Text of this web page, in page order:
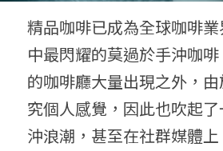
精品咖啡已成為全球咖啡
中最閃耀的莫過於手沖咖
的咖啡廳大量出現之外，
究個人感覺，因此也吹起
沖浪潮，甚至在社群媒體